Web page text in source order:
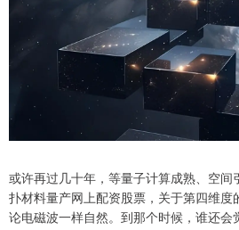
或许再过几十年，等量子计算成熟、空间
扑材料量产网上配资股票，关于第四维度
论电磁波一样自然。到那个时候，谁还